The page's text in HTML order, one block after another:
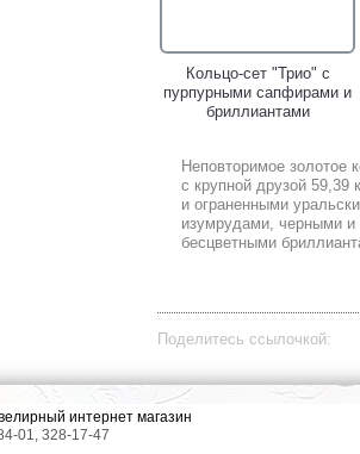
Кольцо-сет "Трио" с
пурпурными сапфирами и
бриллиантами
Неповторимое золотое
с крупной друзой 59,39
и ограненными
изумрудами, черными и
бесцветными
Поделитесь ссылочкой:
интернет магазин
01, 328-17-47